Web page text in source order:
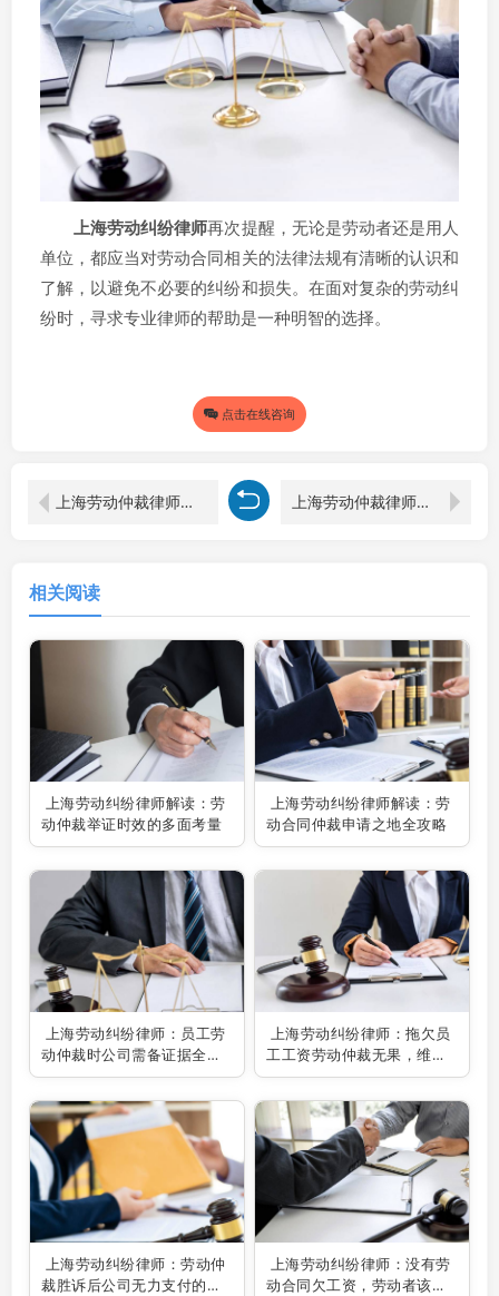
上海劳动纠纷律师再次提醒，无论是劳动者还是用人
单位，都应当对劳动合同相关的法律法规有清晰的认识和
了解，以避免不必要的纠纷和损失。在面对复杂的劳动纠
纷时，寻求专业律师的帮助是一种明智的选择。
点击在线咨询
上海劳动仲裁律师视角下的劳动合同经济赔偿标准解读 上海劳动仲裁律师视角：签了劳动合同员工被辞退是否有补偿
相关阅读
上海劳动纠纷律师解读：劳
动仲裁举证时效的多面考量
上海劳动纠纷律师解读：劳
动合同仲裁申请之地全攻略
上海劳动纠纷律师：员工劳
动仲裁时公司需备证据全解
析
上海劳动纠纷律师：拖欠员
工工资劳动仲裁无果，维权
之路何去何从？
上海劳动纠纷律师：劳动仲
裁胜诉后公司无力支付的破
上海劳动纠纷律师：没有劳
动合同欠工资，劳动者该如